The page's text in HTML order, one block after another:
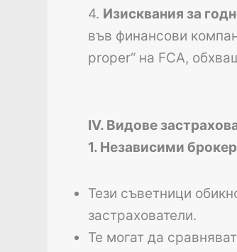
4. Изисквания за
във финансови
proper“ на FCA,
IV. Видове
1. Независими
Тези съветници
застрахователи.
Те могат да